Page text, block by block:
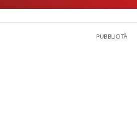
PUBBLICITÀ